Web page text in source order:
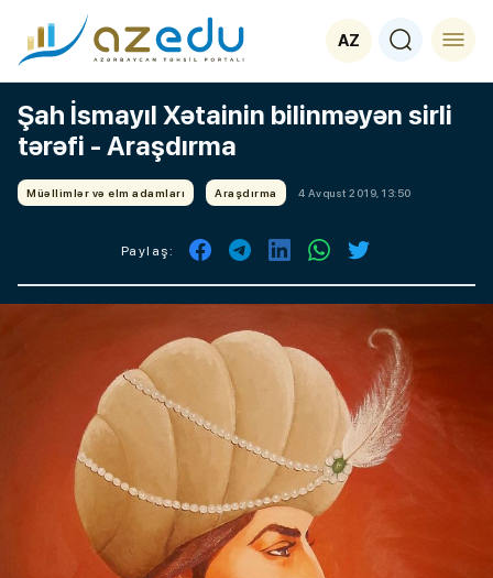
AZ
Şah İsmayıl Xətainin bilinməyən sirli
tərəfi - Araşdırma
Müəllimlər və elm adamları Araşdırma 4 Avqust 2019, 13:50
Paylaş: